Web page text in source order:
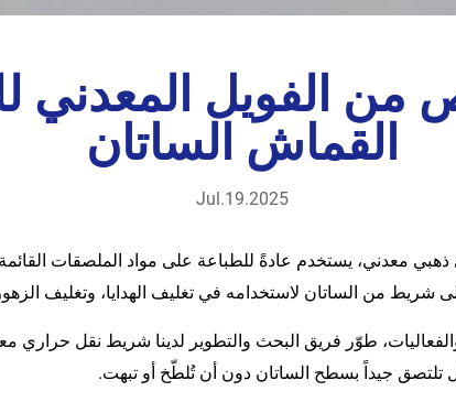
الفويل المعدني
القماش الساتان
Jul.19.2025
معدني، يستخدم عادةً للطباعة على مواد الملصقات
شريط من الساتان لاستخدامه في تغليف الهدايا، وتغليف
والفعاليات، طوّر فريق البحث والتطوير لدينا شريط نقل
تلتصق جيداً بسطح الساتان دون أن تُلطّخ أو تبهت.